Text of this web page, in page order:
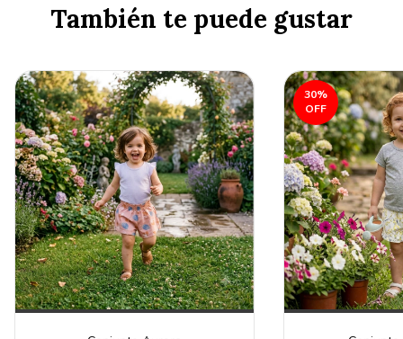
También te puede gustar
30%
OFF